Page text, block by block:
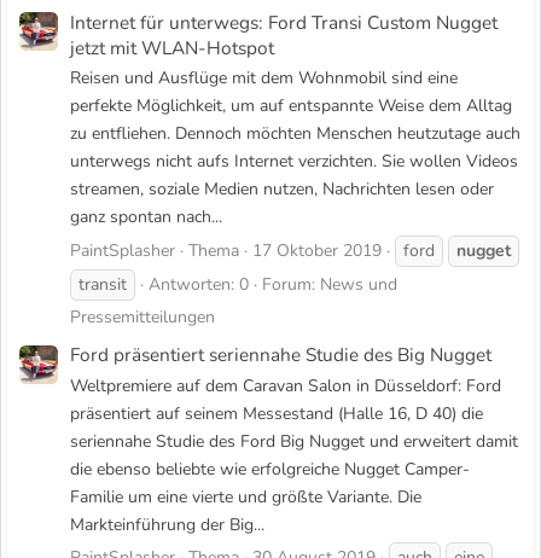
Internet für unterwegs: Ford Transi Custom Nugget
jetzt mit WLAN-Hotspot
Reisen und Ausflüge mit dem Wohnmobil sind eine
perfekte Möglichkeit, um auf entspannte Weise dem Alltag
zu entfliehen. Dennoch möchten Menschen heutzutage auch
unterwegs nicht aufs Internet verzichten. Sie wollen Videos
streamen, soziale Medien nutzen, Nachrichten lesen oder
ganz spontan nach...
PaintSplasher Thema 17 Oktober 2019 ford
nugget
transit
Antworten: 0 Forum: News und
Pressemitteilungen
Ford präsentiert seriennahe Studie des Big Nugget
Weltpremiere auf dem Caravan Salon in Düsseldorf: Ford
präsentiert auf seinem Messestand (Halle 16, D 40) die
seriennahe Studie des Ford Big Nugget und erweitert damit
die ebenso beliebte wie erfolgreiche Nugget Camper-
Familie um eine vierte und größte Variante. Die
Markteinführung der Big...